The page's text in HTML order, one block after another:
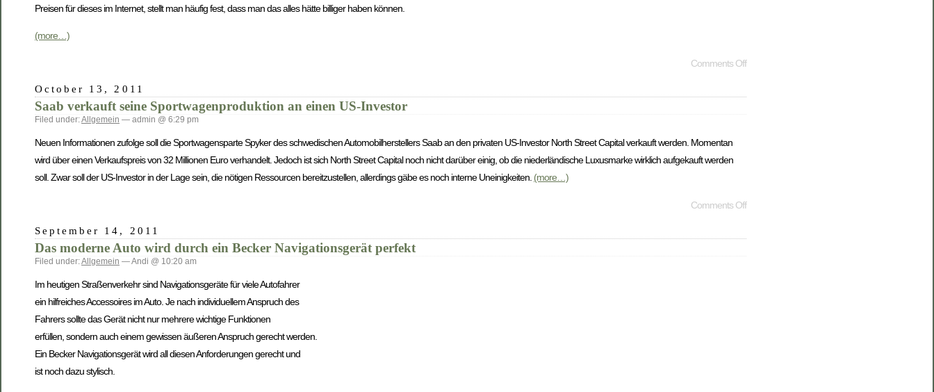
Preisen für dieses im Internet, stellt man häufig fest, dass man das alles hätte billiger haben können.
(more…)
Comments Off
October 13, 2011
Saab verkauft seine Sportwagenproduktion an einen US-Investor
Filed under:Allgemein — admin @ 6:29 pm
Neuen Informationen zufolge soll die Sportwagensparte Spyker des schwedischen Automobilherstellers Saab an den privaten US-Investor North Street Capital verkauft werden. Momentan
wird über einen Verkaufspreis von 32 Millionen Euro verhandelt. Jedoch ist sich North Street Capital noch nicht darüber einig, ob die niederländische Luxusmarke wirklich aufgekauft werden
soll. Zwar soll der US-Investor in der Lage sein, die nötigen Ressourcen bereitzustellen, allerdings gäbe es noch interne Uneinigkeiten. (more…)
Comments Off
September 14, 2011
Das moderne Auto wird durch ein Becker Navigationsgerät perfekt
Filed under:Allgemein — Andi @ 10:20 am
Im heutigen Straßenverkehr sind Navigationsgeräte für viele Autofahrer
ein hilfreiches Accessoires im Auto. Je nach individuellem Anspruch des
Fahrers sollte das Gerät nicht nur mehrere wichtige Funktionen
erfüllen, sondern auch einem gewissen äußeren Anspruch gerecht werden.
Ein Becker Navigationsgerät wird all diesen Anforderungen gerecht und
ist noch dazu stylisch.